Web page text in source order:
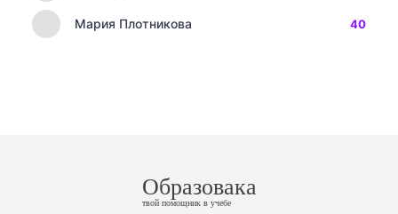
Мария Плотникова 40
Образовака
твой помощник в учебе